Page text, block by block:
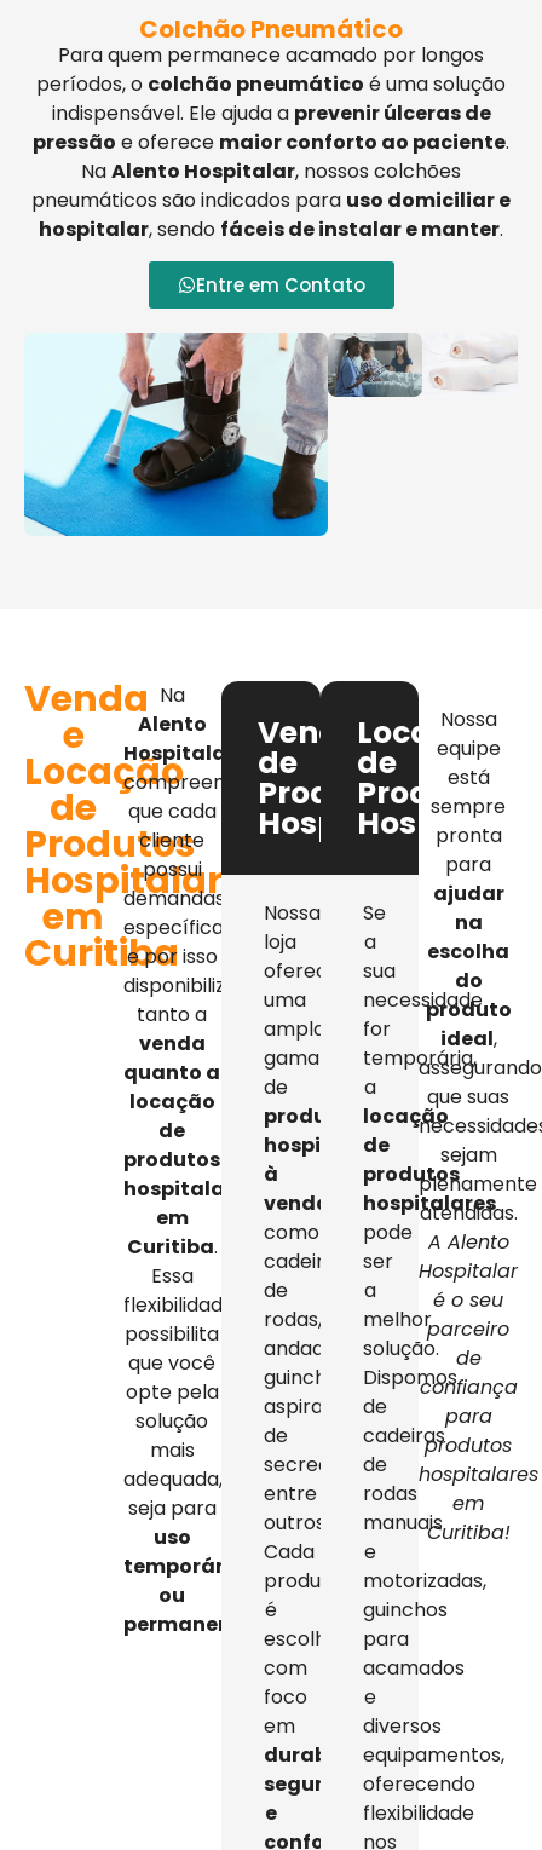
Colchão Pneumático
Para quem permanece acamado por longos
períodos, o colchão pneumático é uma solução
indispensável. Ele ajuda a prevenir úlceras de
pressão e oferece maior conforto ao paciente.
NaAlento Hospitalar, nossos colchões
pneumáticos são indicados para uso domiciliar e
hospitalar, sendo fáceis de instalar e manter.
Entre em Contato
Venda
e
Locação
de
Produtos
Hospitalares
em
Curitiba
Na
Alento
Hospitalar
compreendemos
que cada
cliente
possui
demandas
específicas,
e por isso
disponibilizamos
tanto a
venda
quanto a
locação
de
produtos
hospitalares
em
Curitiba.
Essa
flexibilidade
possibilita
que você
opte pela
solução
mais
adequada,
seja para
uso
temporário
ou
permanente
Venda
de
Produtos
Hospitalares
Nossa
loja
oferece
uma
ampla
gama
de
produtos
hospitalares
à
venda
como
cadeiras
de
rodas,
andadores,
guinchos,
aspiradores
de
secreção,
entre
outros.
Cada
produto
é
escolhido
com
foco
em
durabilidade,
segurança
e
conforto
Locação
de
Produtos
Se
a
sua
necessidade
for
temporária,
a
locação
de
produtos
hospitalares
pode
ser
a
melhor
solução.
Dispomos
de
cadeiras
de
rodas
manuais
e
motorizadas,
guinchos
para
acamados
e
diversos
equipamentos,
oferecendo
flexibilidade
nos
Nossa
equipe
está
sempre
pronta
para
ajudar
na
escolha
do
produto
ideal,
assegurando
que suas
sejam
plenamente
atendidas.
A Alento
Hospitalar
é o seu
parceiro
de
confiança
para
produtos
hospitalares
em
Curitiba!